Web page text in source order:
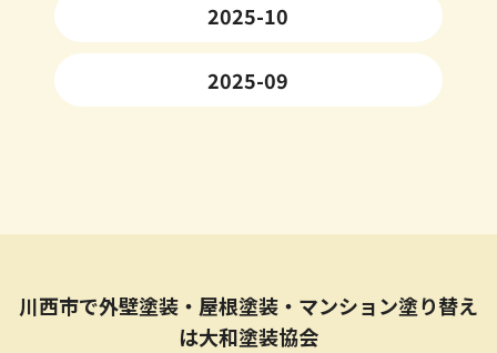
2025-10
2025-09
川西市で外壁塗装・屋根塗装・マンション塗り替え
は大和塗装協会